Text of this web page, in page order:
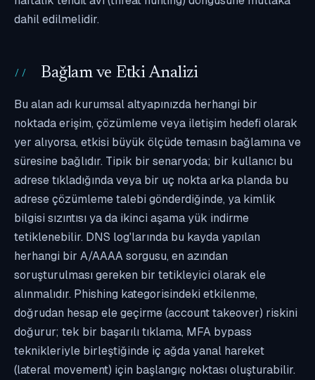
dahil edilmelidir.
Bağlam ve Etki Analizi
Bu alan adı kurumsal altyapınızda herhangi bir
noktada erişim, çözümleme veya iletişim hedefi olarak
yer alıyorsa, etkisi büyük ölçüde temasın bağlamına ve
süresine bağlıdır. Tipik bir senaryoda; bir kullanıcı bu
adrese tıkladığında veya bir uç nokta arka planda bu
adrese çözümleme talebi gönderdiğinde, ya kimlik
bilgisi sızıntısı ya da ikinci aşama yük indirme
tetiklenebilir. DNS log'larında bu kayda yapılan
herhangi bir A/AAAA sorgusu, en azından
soruşturulması gereken bir tetikleyici olarak ele
alınmalıdır. Phishing kategorisindeki etkilenme,
doğrudan hesap ele geçirme (account takeover) riskini
doğurur; tek bir başarılı tıklama, MFA bypass
teknikleriyle birleştiğinde iç ağda yanal hareket
(lateral movement) için başlangıç noktası oluşturabilir.